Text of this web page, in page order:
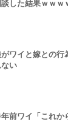
した結果ｗｗｗ
ワイと嫁との行
い
前ワイ「これか